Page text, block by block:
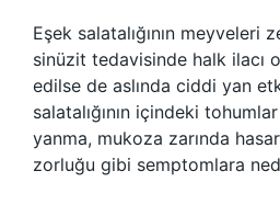
Eşek salatalığının meyveleri
sinüzit tedavisinde halk ilacı
edilse de aslında ciddi yan
salatalığının içindeki
yanma, mukoza zarında
zorluğu gibi semptomlara